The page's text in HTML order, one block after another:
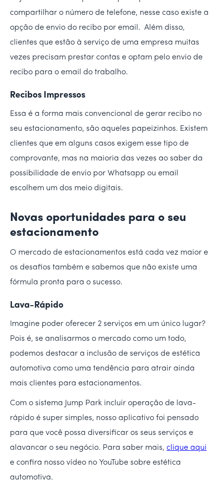
compartilhar o número de telefone, nesse caso existe a
opção de envio do recibo por email. Além disso,
clientes que estão à serviço de uma empresa muitas
vezes precisam prestar contas e optam pelo envio de
recibo para o email do trabalho.
Recibos Impressos
Essa é a forma mais convencional de gerar recibo no
seu estacionamento, são aqueles papeizinhos. Existem
clientes que em alguns casos exigem esse tipo de
comprovante, mas na maioria das vezes ao saber da
possibilidade de envio por Whatsapp ou email
escolhem um dos meio digitais.
Novas oportunidades para o seu
estacionamento
O mercado de estacionamentos está cada vez maior e
os desafios também e sabemos que não existe uma
fórmula pronta para o sucesso.
Lava-Rápido
Imagine poder oferecer 2 serviços em um único lugar?
Pois é, se analisarmos o mercado como um todo,
podemos destacar a inclusão de serviços de estética
automotiva como uma tendência para atrair ainda
mais clientes para estacionamentos.
Com o sistema Jump Park incluir operação de lava-
rápido é super simples, nosso aplicativo foi pensado
para que você possa diversificar os seus serviços e
alavancar o seu negócio. Para saber mais, clique aqui
e confira nosso vídeo no YouTube sobre estética
automotiva.